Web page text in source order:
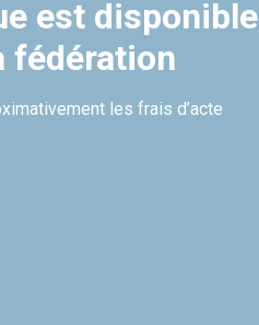
est disponible
fédération
les frais d’acte